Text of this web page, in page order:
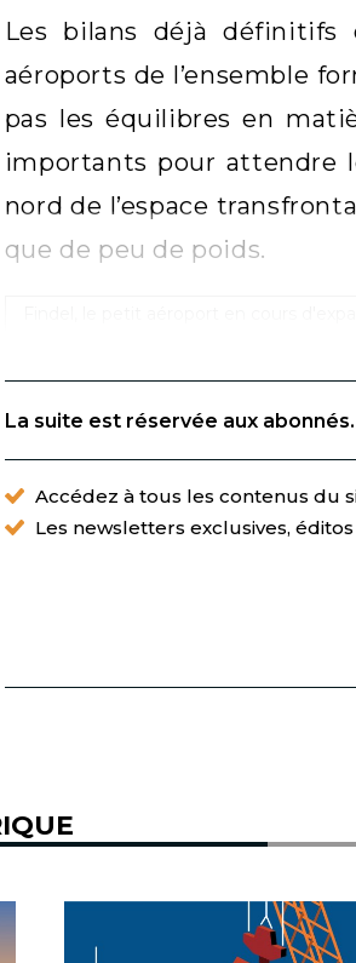
Les bilans déjà définitifs
aéroports de l’ensemble
pas les équilibres en
importants pour attendre
nord de l’espace
que de peu de poids.
La suite est réservée aux abonnés.
Accédez à tous les contenus du
Les newsletters exclusives,